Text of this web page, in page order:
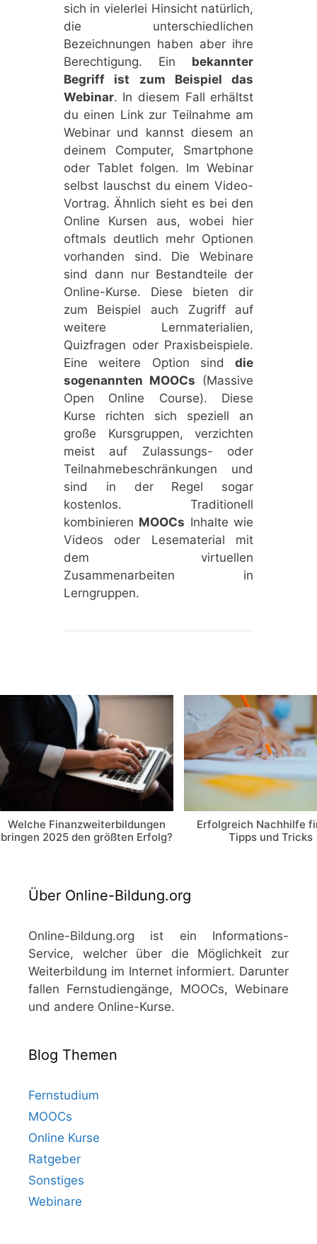
sich in vielerlei Hinsicht natürlich,
die unterschiedlichen
Bezeichnungen haben aber ihre
Berechtigung. Ein bekannter
Begriff ist zum Beispiel das
Webinar. In diesem Fall erhältst
du einen Link zur Teilnahme am
Webinar und kannst diesem an
deinem Computer, Smartphone
oder Tablet folgen. Im Webinar
selbst lauschst du einem Video-
Vortrag. Ähnlich sieht es bei den
Online Kursen aus, wobei hier
oftmals deutlich mehr Optionen
vorhanden sind. Die Webinare
sind dann nur Bestandteile der
Online-Kurse. Diese bieten dir
zum Beispiel auch Zugriff auf
weitere Lernmaterialien,
Quizfragen oder Praxisbeispiele.
Eine weitere Option sinddie
sogenannten MOOCs (Massive
Open Online Course). Diese
Kurse richten sich speziell an
große Kursgruppen, verzichten
meist auf Zulassungs- oder
Teilnahmebeschränkungen und
sind in der Regel sogar
kostenlos. Traditionell
kombinieren MOOCs Inhalte wie
Videos oder Lesematerial mit
dem virtuellen
Zusammenarbeiten in
Lerngruppen.
Welche Finanzweiterbildungen
bringen 2025 den größten Erfolg?
Erfolgreich Nachhilfe
Tipps und Tricks
Über Online-Bildung.org
Online-Bildung.org ist ein Informations-
Service, welcher über die Möglichkeit zur
Weiterbildung im Internet informiert. Darunter
fallen Fernstudiengänge, MOOCs, Webinare
und andere Online-Kurse.
Blog Themen
Fernstudium
MOOCs
Online Kurse
Ratgeber
Sonstiges
Webinare